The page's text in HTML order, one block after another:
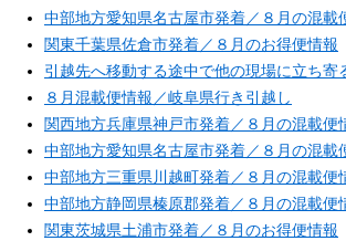
中部地方愛知県名古屋市発着／８月の混載
関東千葉県佐倉市発着／８月のお得便情報
引越先へ移動する途中で他の現場に立ち寄
８月混載便情報／岐阜県行き引越し
関西地方兵庫県神戸市発着／８月の混載便
中部地方愛知県名古屋市発着／８月の混載
中部地方三重県川越町発着／８月の混載便
中部地方静岡県榛原郡発着／８月の混載便
関東茨城県土浦市発着／８月のお得便情報